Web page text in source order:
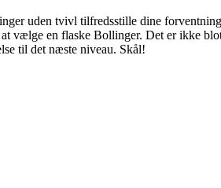
uden tvivl tilfredsstille dine
vælge en flaske Bollinger. Det er ikke
til det næste niveau. Skål!